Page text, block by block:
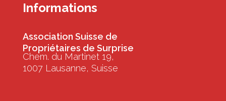
Informations
Association Suisse de
Propriétaires de Surprise
Chem. du Martinet 19,
1007 Lausanne, Suisse